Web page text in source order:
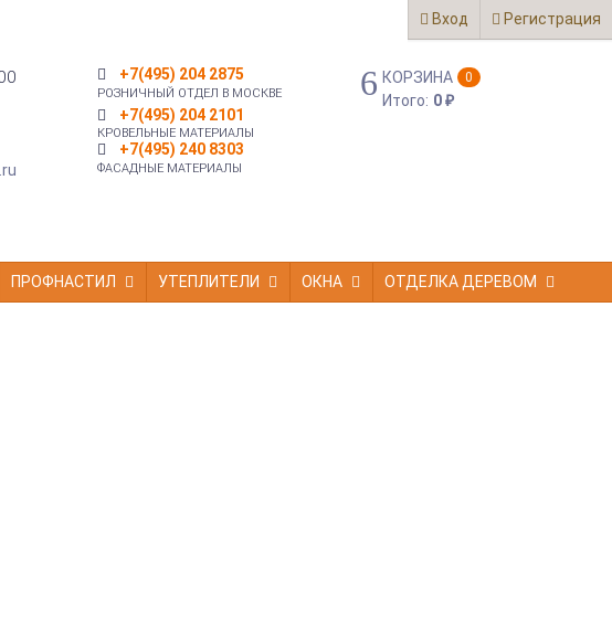
Вход Регистрация
+7(495) 204 2875
РОЗНИЧНЫЙ ОТДЕЛ В МОСКВЕ
+7(495) 204 2101
КРОВЕЛЬНЫЕ МАТЕРИАЛЫ
+7(495) 240 8303
ФАСАДНЫЕ МАТЕРИАЛЫ
КОРЗИНА 0
Итого: 0₽
ПРОФНАСТИЛ УТЕПЛИТЕЛИ ОКНА ОТДЕЛКА ДЕРЕВОМ